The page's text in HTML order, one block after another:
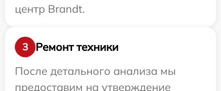
центр Brandt.
3
Ремонт техники
После детального анализа мы
предоставим на утверждение